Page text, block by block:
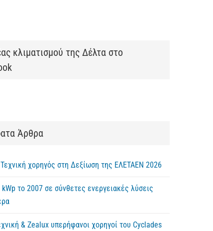
κλιματισμού της Δέλτα στο
Άρθρα
χορηγός στη Δεξίωση της ΕΛΕΤΑΕΝ 2026
το 2007 σε σύνθετες ενεργειακές λύσεις
& Zealux υπερήφανοι χορηγοί του Cyclades